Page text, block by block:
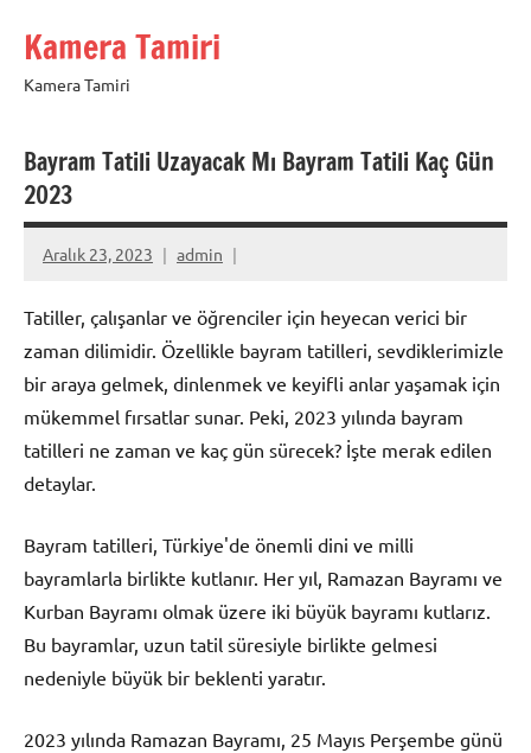
Kamera Tamiri
Kamera Tamiri
Bayram Tatili Uzayacak Mı Bayram Tatili Kaç Gün
2023
Aralık 23, 2023 admin
Tatiller, çalışanlar ve öğrenciler için heyecan verici bir
zaman dilimidir. Özellikle bayram tatilleri, sevdiklerimizle
bir araya gelmek, dinlenmek ve keyifli anlar yaşamak için
mükemmel fırsatlar sunar. Peki, 2023 yılında bayram
tatilleri ne zaman ve kaç gün sürecek? İşte merak edilen
detaylar.
Bayram tatilleri, Türkiye'de önemli dini ve milli
bayramlarla birlikte kutlanır. Her yıl, Ramazan Bayramı ve
Kurban Bayramı olmak üzere iki büyük bayramı kutlarız.
Bu bayramlar, uzun tatil süresiyle birlikte gelmesi
nedeniyle büyük bir beklenti yaratır.
2023 yılında Ramazan Bayramı, 25 Mayıs Perşembe günü